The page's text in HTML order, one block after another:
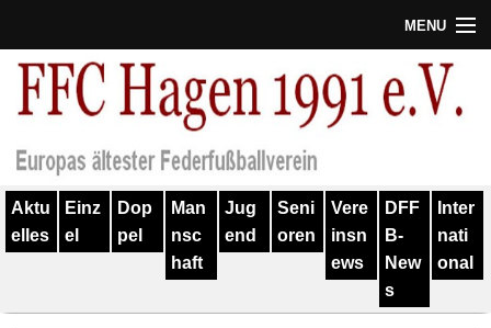
MENU
Termine
Verein
Geschichte
Training
Aktu
elles
Einz
el
Dop
pel
Man
nsc
haft
Jug
end
Seni
oren
Vere
insn
ews
DFF
B-
New
s
Inter
nati
onal